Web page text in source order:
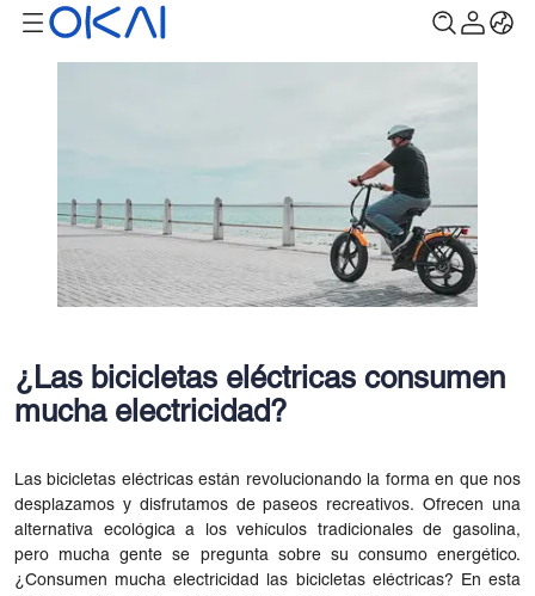
¿Las bicicletas eléctricas consumen
mucha electricidad?
Las bicicletas eléctricas están revolucionando la forma en que nos
desplazamos y disfrutamos de paseos recreativos. Ofrecen una
alternativa ecológica a los vehículos tradicionales de gasolina,
pero mucha gente se pregunta sobre su consumo energético.
¿Consumen mucha electricidad las bicicletas eléctricas? En esta